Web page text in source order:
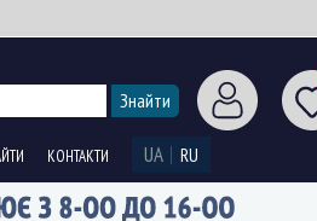
КОНТАКТИ UA RU